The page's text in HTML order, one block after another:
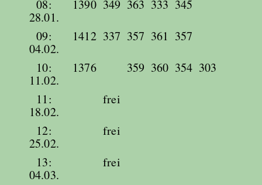
08:
28.01.
1390 349 363 333 345
09:
04.02.
1412 337 357 361 357
10:
11.02.
1376 359 360 354 303
11:
18.02.
frei
12:
25.02.
frei
13:
04.03.
frei